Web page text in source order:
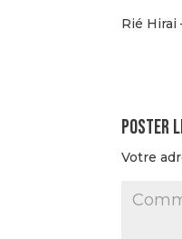
Rié Hirai
Poster
Votre